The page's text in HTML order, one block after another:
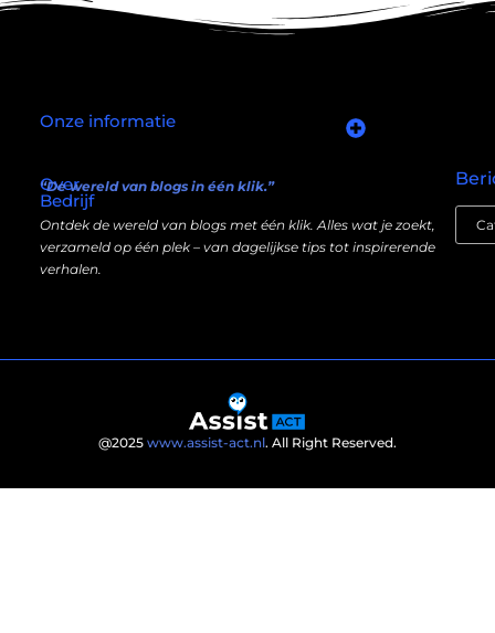
Over
Bedrijf
“De wereld van blogs in één klik.”
Ontdek de wereld van blogs met één klik. Alles wat je zoekt,
verzameld op één plek – van dagelijkse tips tot inspirerende
verhalen.
Onze informatie
@2025 www.assist-act.nl. All Right Reserved.